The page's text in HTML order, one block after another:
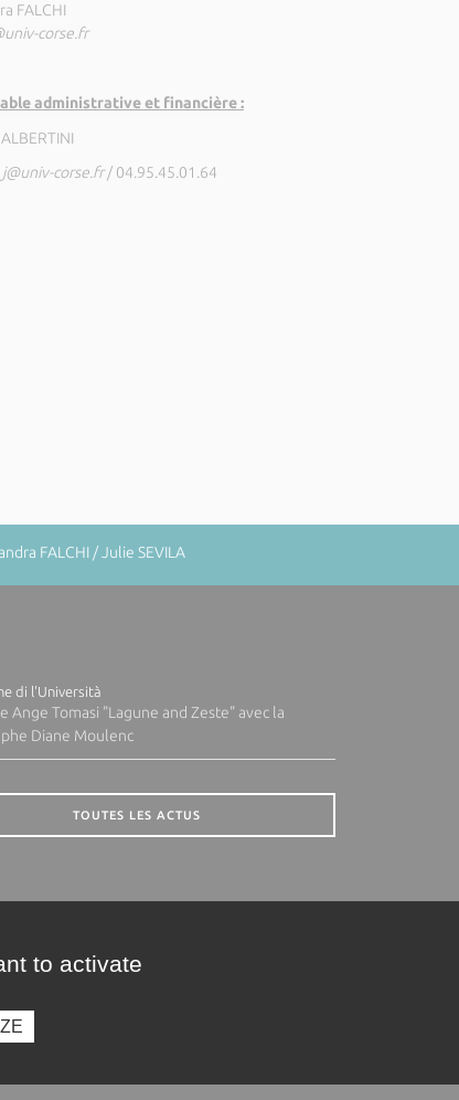
FALCHI
corse.fr
administrative et financière :
corse.fr/ 04.95.45.01.64
FALCHI / Julie SEVILA
di l'Università
Ange Tomasi "Lagune and Zeste" avec la
Diane Moulenc
TOUTES LES ACTUS
to activate